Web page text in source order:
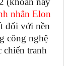
nhân Elon
đối với nền
công nghệ
chiến tranh